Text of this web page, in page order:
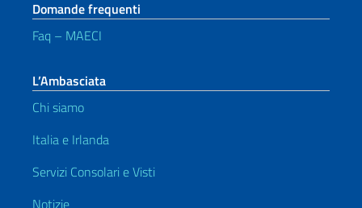
Domande frequenti
Faq – MAECI
L’Ambasciata
Chi siamo
Italia e Irlanda
Servizi Consolari e Visti
Notizie